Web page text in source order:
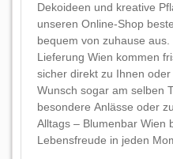
Dekoideen und kreative
unseren Online-Shop
bequem von zuhause
Lieferung Wien kommen
sicher direkt zu Ihnen
Wunsch sogar am selben Tag. Ob als
besondere Anlässe oder
Alltags – Blumenbar Wien
Lebensfreude in jeden